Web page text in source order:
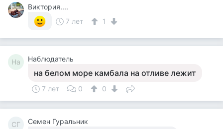
Виктория....
7 лет
1
На Наблюдатель
на белом море камбала на отливе лежит
7 лет 0 0
СГ Семен Гуральник